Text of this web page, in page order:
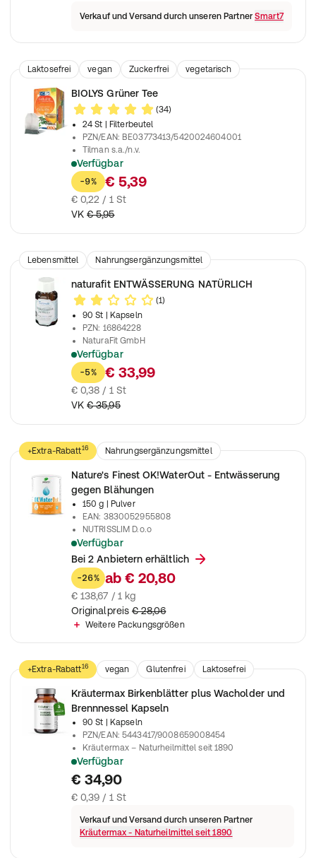
Verkauf und Versand durch unseren Partner Smart7
Laktosefrei vegan Zuckerfrei
vegetarisch
Lebensmittel
BIO Nahrungsergänzungsmittel
BIOLYS Grüner Tee
(34)
24 St
| Filterbeutel
PZN/EAN: BE03773413/5420024604001
Tilman s.a./n.v.
Verfügbar
Unterstützt den Prozess der Entwässerung
-9% € 5,39
€ 0,22 / 1 St
VK € 5,95
Lebensmittel Nahrungsergänzungsmittel
naturafit ENTWÄSSERUNG NATÜRLICH
(1)
90 St
| Kapseln
PZN: 16864228
NaturaFit GmbH
Verfügbar
für Menschen die Ihren Wasserhaushalt ins Gleichgewicht
-5% € 33,99
€ 0,38 / 1 St
VK € 35,95
+Extra-Rabatt16 Nahrungsergänzungsmittel
Nature's Finest OK!WaterOut - Entwässerung
gegen Blähungen
150 g
| Pulver
EAN: 3830052955808
NUTRISSLIM D.o.o
Verfügbar
Hochwertige Eisen-Formel mit Vitamin C & B-Komplex –
Bei 2 Anbietern erhältlich
-26% ab € 20,80
€ 138,67 / 1 kg
Originalpreis € 28,06
Weitere Packungsgrößen
+Extra-Rabatt16 vegan Glutenfrei
Laktosefrei
Farbstofffrei
Lebensmittel
pflanzlich
Nahrungsergänzungsmittel
Kräutermax Birkenblätter plus Wacholder und
Brennnessel Kapseln
90 St
| Kapseln
PZN/EAN:5443417/9008659008454
Kräutermax – Naturheilmittel seit 1890
Verfügbar
Nahrungsergänzungsmittel mit Extrakten aus Birkenblätter,
€ 34,90
€ 0,39 / 1 St
Verkauf und Versand durch unseren Partner
Kräutermax - Naturheilmittel seit 1890